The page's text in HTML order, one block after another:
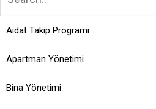
Aidat Takip Programı
Apartman Yönetimi
Bina Yönetimi